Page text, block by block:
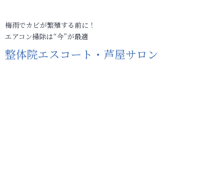
梅雨でカビが繁殖する前に！
エアコン掃除は“今”が最適
整体院エスコート・芦屋サロン